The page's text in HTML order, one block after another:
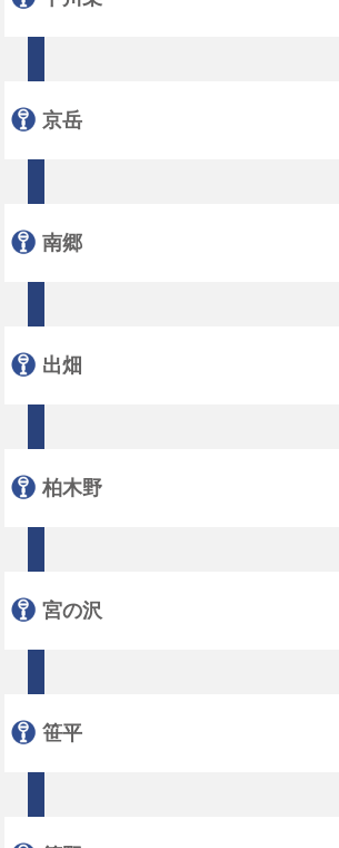
京岳
南郷
出畑
柏木野
宮の沢
笹平